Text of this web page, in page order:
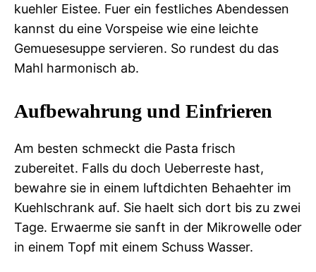
kuehler Eistee. Fuer ein festliches Abendessen
kannst du eine Vorspeise wie eine leichte
Gemuesesuppe servieren. So rundest du das
Mahl harmonisch ab.
Aufbewahrung und Einfrieren
Am besten schmeckt die Pasta frisch
zubereitet. Falls du doch Ueberreste hast,
bewahre sie in einem luftdichten Behaehter im
Kuehlschrank auf. Sie haelt sich dort bis zu zwei
Tage. Erwaerme sie sanft in der Mikrowelle oder
in einem Topf mit einem Schuss Wasser.